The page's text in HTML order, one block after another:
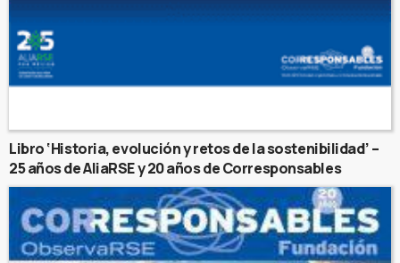
Libro ‘Historia, evolución y retos de la sostenibilidad’ –
25 años de AliaRSE y 20 años de Corresponsables